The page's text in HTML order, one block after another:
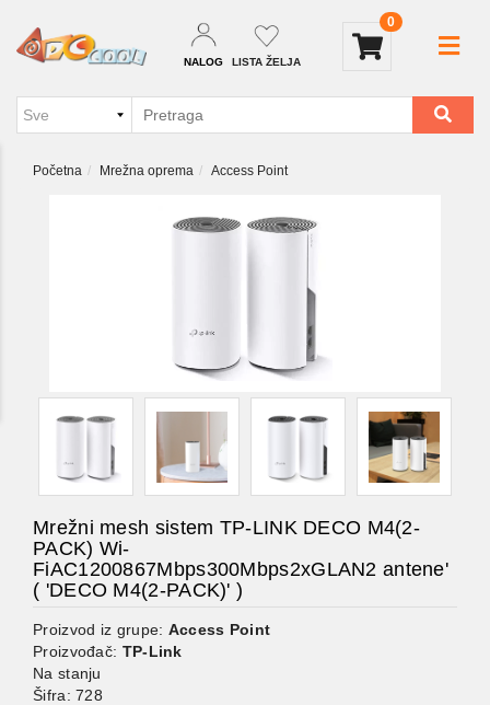
NALOG LISTA ŽELJA
0
Početna Mrežna oprema Access Point
Mrežni mesh sistem TP-LINK DECO M4(2-
PACK) Wi-
FiAC1200867Mbps300Mbps2xGLAN2 antene'
( 'DECO M4(2-PACK)' )
Proizvod iz grupe: Access Point
Proizvođač: TP-Link
Na stanju
Šifra: 728